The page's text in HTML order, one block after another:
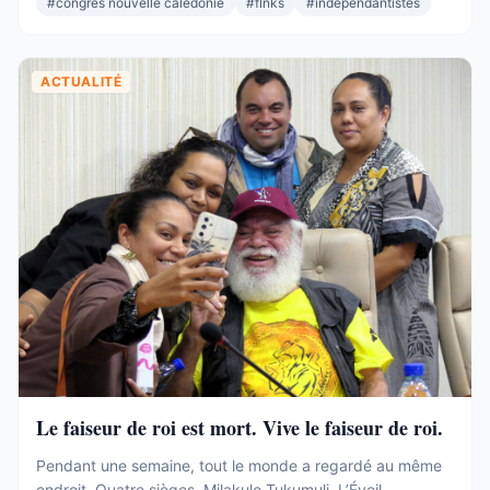
ACTUALITÉ
Le faiseur de roi est mort. Vive le faiseur de roi.
Pendant une semaine, tout le monde a regardé au même